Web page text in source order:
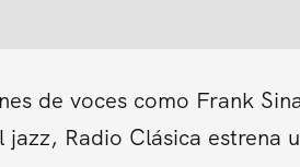
de voces como Frank
Radio Clásica estrena